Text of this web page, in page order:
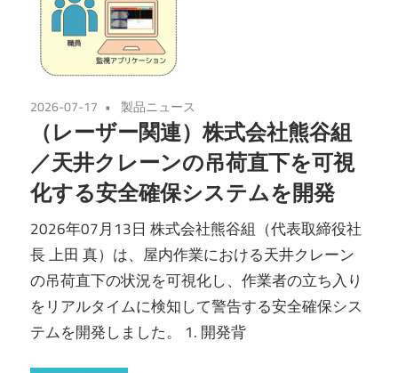
2026-07-17 製品ニュース
（レーザー関連）株式会社熊谷組
／天井クレーンの吊荷直下を可視
化する安全確保システムを開発
2026年07月13日 株式会社熊谷組（代表取締役社
長 上田 真）は、屋内作業における天井クレーン
の吊荷直下の状況を可視化し、作業者の立ち入り
をリアルタイムに検知して警告する安全確保シス
テムを開発しました。 1. 開発背